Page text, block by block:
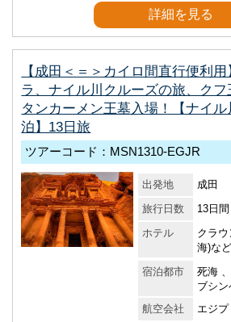
詳細を見る
【成田＜＝＞カイロ間直行便利
ラ、ナイル川クルーズの旅、ク
タンカーメン王墓入場！【ナイル
泊】13日旅
ツアーコード：MSN1310-EGJR
出発地
成田
旅行日数
13日間
ホテル
クラ
海)な
宿泊都市
死海
ブシン
航空会社
エジ